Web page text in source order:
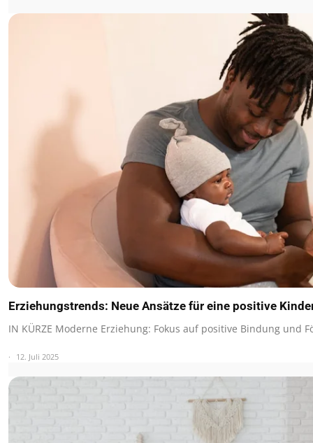
Erziehungstrends: Neue Ansätze für eine positive
IN KÜRZE Moderne Erziehung: Fokus auf positive Bindung und
12. Juli 2025